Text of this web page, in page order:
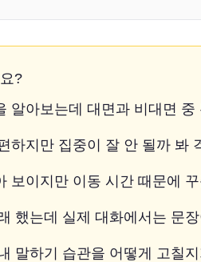
?
알아보는데 대면과 비대면
하지만 집중이 잘 안 될까 봐
보이지만 이동 시간 때문에
했는데 실제 대화에서는 문
말하기 습관을 어떻게 고칠